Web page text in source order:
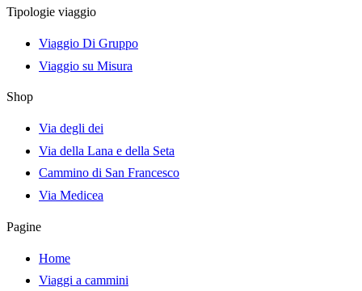
Tipologie viaggio
Viaggio Di Gruppo
Viaggio su Misura
Shop
Via degli dei
Via della Lana e della Seta
Cammino di San Francesco
Via Medicea
Pagine
Home
Viaggi a cammini